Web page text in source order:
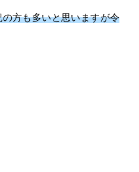
方も多いと思いますが令